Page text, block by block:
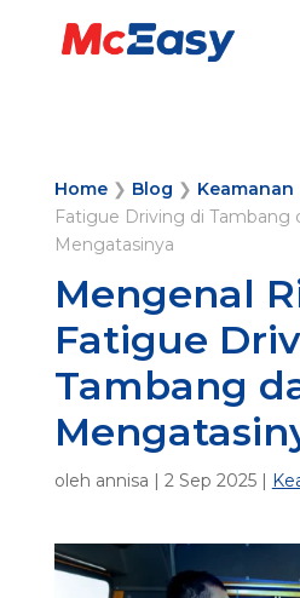
Home❯ Blog ❯ Keamanan
Fatigue Driving di Tambang
Mengatasinya
Mengenal
Fatigue
Tambang
oleh annisa | 2 Sep 2025|